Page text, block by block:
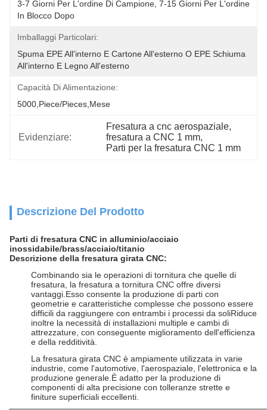
3-7 Giorni Per L'ordine Di Campione, 7-15 Giorni Per L'ordine
In Blocco Dopo
Imballaggi Particolari:
Spuma EPE All'interno E Cartone All'esterno O EPE Schiuma
All'interno E Legno All'esterno
Capacità Di Alimentazione:
5000,Piece/Pieces,Mese
Evidenziare:
Fresatura a cnc aerospaziale,
fresatura a CNC 1 mm,
Parti per la fresatura CNC 1 mm
Descrizione Del Prodotto
Parti di fresatura CNC in alluminio/acciaio
inossidabile/brass/acciaio/titanio
Descrizione della fresatura girata CNC:
Combinando sia le operazioni di tornitura che quelle di
fresatura, la fresatura a tornitura CNC offre diversi
vantaggi.Esso consente la produzione di parti con
geometrie e caratteristiche complesse che possono essere
difficili da raggiungere con entrambi i processi da soliRiduce
inoltre la necessità di installazioni multiple e cambi di
attrezzature, con conseguente miglioramento dell'efficienza
e della redditività.
La fresatura girata CNC è ampiamente utilizzata in varie
industrie, come l'automotive, l'aerospaziale, l'elettronica e la
produzione generale.È adatto per la produzione di
componenti di alta precisione con tolleranze strette e
finiture superficiali eccellenti.